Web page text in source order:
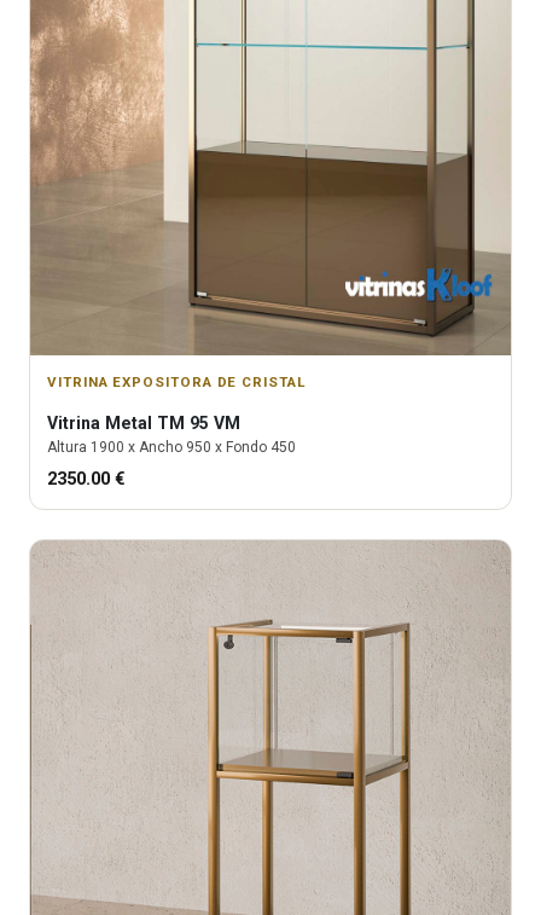
VITRINA EXPOSITORA DE CRISTAL
Vitrina Metal TM 95 VM
Altura 1900 x Ancho 950 x Fondo 450
2350.00 €